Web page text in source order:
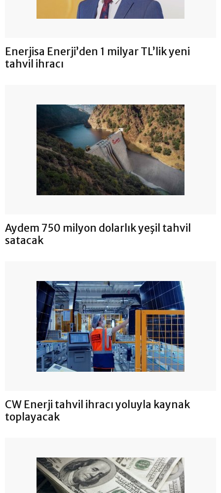
Enerjisa Enerji’den 1 milyar TL’lik yeni
tahvil ihracı
Aydem 750 milyon dolarlık yeşil tahvil
satacak
CW Enerji tahvil ihracı yoluyla kaynak
toplayacak